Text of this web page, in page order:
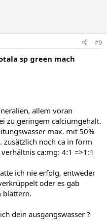
#9
sp green mach
allem voran
zu geringem calciumgehalt.
max. mit 50%
noch ca in form
ca:mg: 4:1 =>1:1
ich nie erfolg, entweder
oder es gab
blättern.
dein ausgangswasser ?